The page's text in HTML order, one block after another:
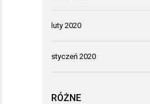
luty 2020
styczeń 2020
RÓŻNE